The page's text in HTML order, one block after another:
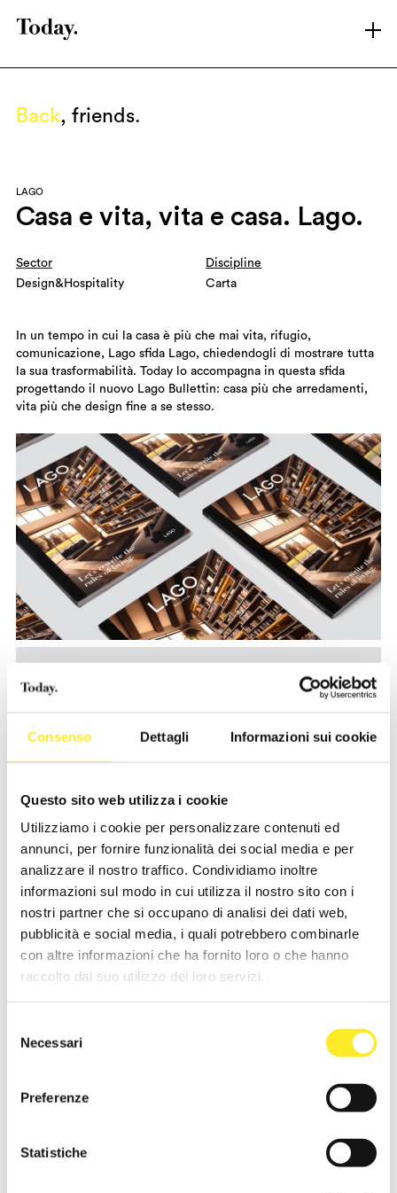
Consenso Dettagli Informazioni sui cookie
Questo sito web utilizza i cookie
Utilizziamo i cookie per personalizzare contenuti ed
annunci, per fornire funzionalità dei social media e per
analizzare il nostro traffico. Condividiamo inoltre
informazioni sul modo in cui utilizza il nostro sito con i
nostri partner che si occupano di analisi dei dati web,
pubblicità e social media, i quali potrebbero combinarle
con altre informazioni che ha fornito loro o che hanno
raccolto dal suo utilizzo dei loro servizi.
delNecessari
Preferenze
Statistiche
ARCHIVE
SHOWREEL
CONTACT
LINKEDIN
Back, friends.
LAGO
Casa e vita, vita e casa. Lago.
Sector
Design&Hospitality
Discipline
Carta
In un tempo in cui la casa è più che mai vita, rifugio,
comunicazione, Lago sfida Lago, chiedendogli di mostrare tutta
la sua trasformabilità. Today lo accompagna in questa sfida
progettando il nuovo Lago Bullettin: casa più che arredamenti,
vita più che design fine a se stesso.